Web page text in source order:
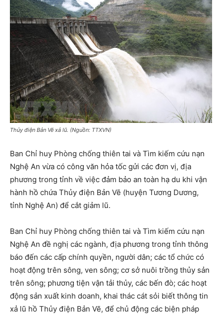
Thủy điện Bản Vẽ xả lũ. (Nguồn: TTXVN)
Ban Chỉ huy Phòng chống thiên tai và Tìm kiếm cứu nạn
Nghệ An vừa có công văn hỏa tốc gửi các đơn vị, địa
phương trong tỉnh về việc đảm bảo an toàn hạ du khi vận
hành hồ chứa Thủy điện Bản Vẽ (huyện Tương Dương,
tỉnh Nghệ An) để cắt giảm lũ.
Ban Chỉ huy Phòng chống thiên tai và Tìm kiếm cứu nạn
Nghệ An đề nghị các ngành, địa phương trong tỉnh thông
báo đến các cấp chính quyền, người dân; các tổ chức có
hoạt động trên sông, ven sông; cơ sở nuôi trồng thủy sản
trên sông; phương tiện vận tải thủy, các bến đò; các hoạt
động sản xuất kinh doanh, khai thác cát sỏi biết thông tin
xả lũ hồ Thủy điện Bản Vẽ, để chủ động các biện pháp